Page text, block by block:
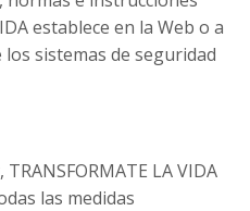
establece en la Web o a
sistemas de seguridad
LA VIDA
las medidas